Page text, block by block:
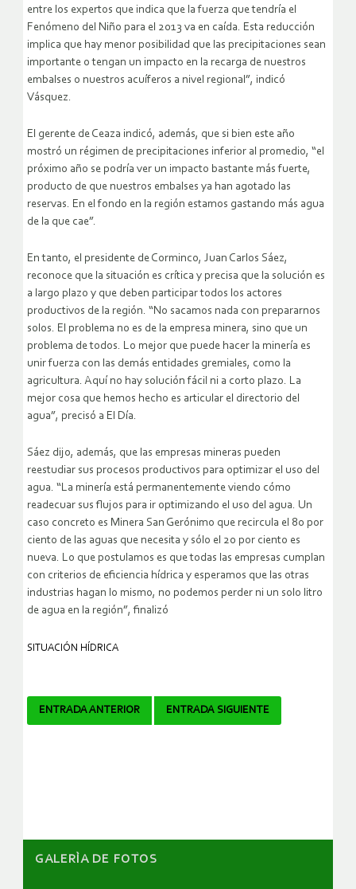
entre los expertos que indica que la fuerza que tendría el
Fenómeno del Niño para el 2013 va en caída. Esta reducción
implica que hay menor posibilidad que las precipitaciones sean
importante o tengan un impacto en la recarga de nuestros
embalses o nuestros acuíferos a nivel regional”, indicó
Vásquez.
El gerente de Ceaza indicó, además, que si bien este año
mostró un régimen de precipitaciones inferior al promedio, “el
próximo año se podría ver un impacto bastante más fuerte,
producto de que nuestros embalses ya han agotado las
reservas. En el fondo en la región estamos gastando más agua
de la que cae”.
En tanto, el presidente de Corminco, Juan Carlos Sáez,
reconoce que la situación es crítica y precisa que la solución es
a largo plazo y que deben participar todos los actores
productivos de la región. “No sacamos nada con prepararnos
solos. El problema no es de la empresa minera, sino que un
problema de todos. Lo mejor que puede hacer la minería es
unir fuerza con las demás entidades gremiales, como la
agricultura. Aquí no hay solución fácil ni a corto plazo. La
mejor cosa que hemos hecho es articular el directorio del
agua”, precisó a El Día.
Sáez dijo, además, que las empresas mineras pueden
reestudiar sus procesos productivos para optimizar el uso del
agua. “La minería está permanentemente viendo cómo
readecuar sus flujos para ir optimizando el uso del agua. Un
caso concreto es Minera San Gerónimo que recircula el 80 por
ciento de las aguas que necesita y sólo el 20 por ciento es
nueva. Lo que postulamos es que todas las empresas cumplan
con criterios de eficiencia hídrica y esperamos que las otras
industrias hagan lo mismo, no podemos perder ni un solo litro
de agua en la región”, finalizó
SITUACIÓN HÍDRICA
Navegador
ENTRADA ANTERIOR ENTRADA SIGUIENTE
GALERÌA DE FOTOS